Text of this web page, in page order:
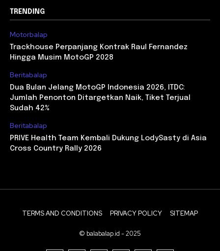
TRENDING
Motorbalap
Trackhouse Perpanjang Kontrak Raul Fernandez
Hingga Musim MotoGP 2028
Beritabalap
Dua Bulan Jelang MotoGP Indonesia 2026, ITDC:
Jumlah Penonton Ditargetkan Naik, Tiket Terjual
Sudah 42%
Beritabalap
PRIVE Health Team Kembali Dukung LodySasty di Asia
Cross Country Rally 2026
TERMS AND CONDITIONS PRIVACY POLICY SITEMAP
© balabalap.id - 2025